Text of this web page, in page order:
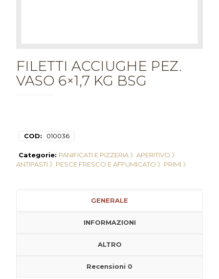
FILETTI ACCIUGHE PEZ.
VASO 6×1,7 KG BSG
COD: 010036
Categorie: PANIFICATI E PIZZERIA 》 APERITIVO 》
ANTIPASTI 》 PESCE FRESCO E AFFUMICATO 》 PRIMI 》
GENERALE
INFORMAZIONI
ALTRO
Recensioni 0